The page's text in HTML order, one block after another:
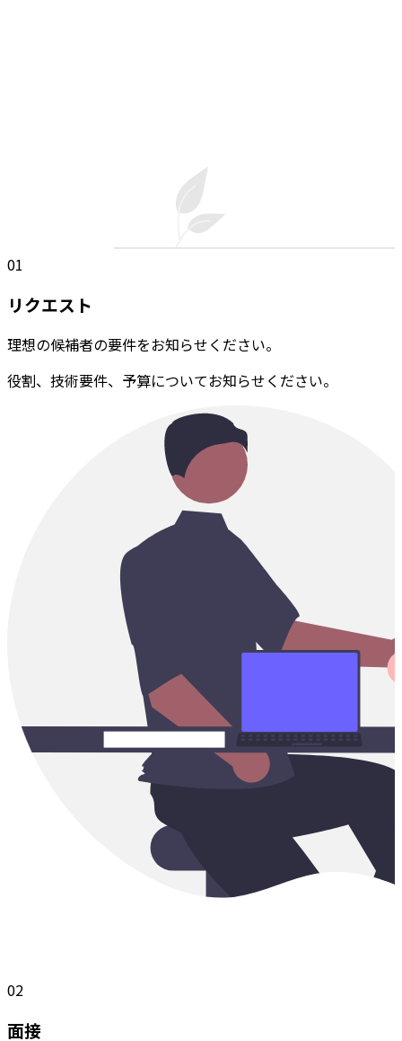
01
リクエスト
理想の候補者の要件をお知らせください。
役割、技術要件、予算についてお知らせください。
02
面接